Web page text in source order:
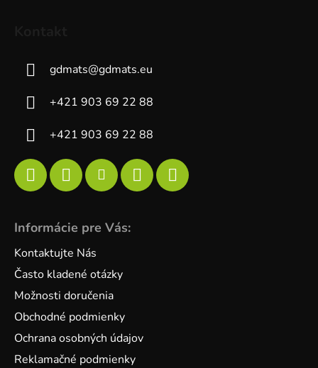
gdmats@gdmats.eu
+421 903 69 22 88
+421 903 69 22 88
Informácie pre Vás:
Kontaktujte Nás
Často kladené otázky
Možnosti doručenia
Obchodné podmienky
Ochrana osobných údajov
Reklamačné podmienky